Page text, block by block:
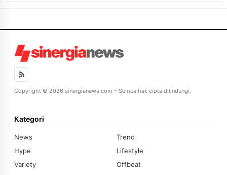
Copyright © 2026 sinergianews.com – Semua hak cipta dilindungi.
Kategori
News
Trend
Hype
Lifestyle
Variety
Offbeat